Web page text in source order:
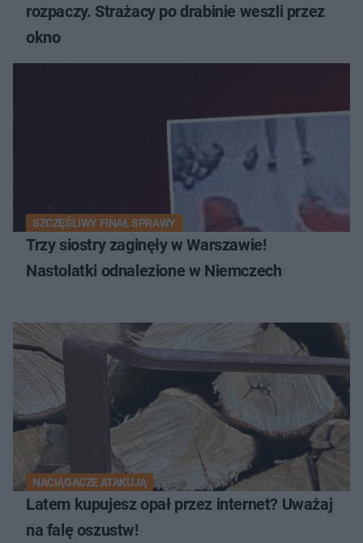
rozpaczy. Strażacy po drabinie weszli przez
okno
SZCZĘŚLIWY FINAŁ SPRAWY
Trzy siostry zaginęły w Warszawie!
Nastolatki odnalezione w Niemczech
NACIĄGACZE ATAKUJĄ
Latem kupujesz opał przez internet? Uważaj
na falę oszustw!